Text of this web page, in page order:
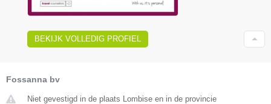
BEKIJK VOLLEDIG PROFIEL
Fossanna bv
Niet gevestigd in de plaats Lombise en in de provincie